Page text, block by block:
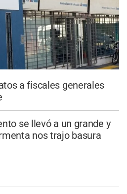
a fiscales generales
se llevó a un grande y
nos trajo basura